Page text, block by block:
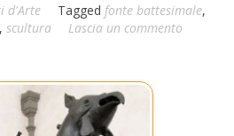
d'Arte Tagged fonte battesimale,
, scultura Lascia un commento